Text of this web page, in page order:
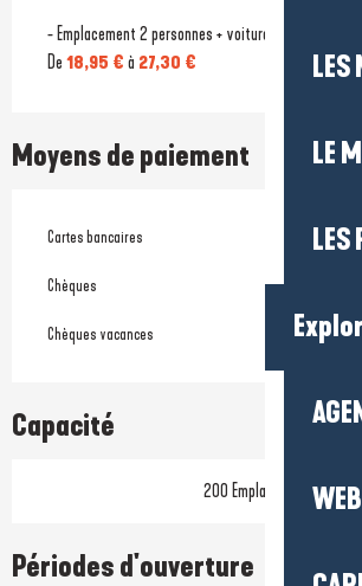
LES
LE
LES
- Emplacement 2 personnes + voiture + électricité
De 18,95 € à 27,30 €
Moyens de paiement
Cartes bancaires
Chèques
Chèques vacances
Capacité
200 Emplacement(s)
Périodes d'ouverture